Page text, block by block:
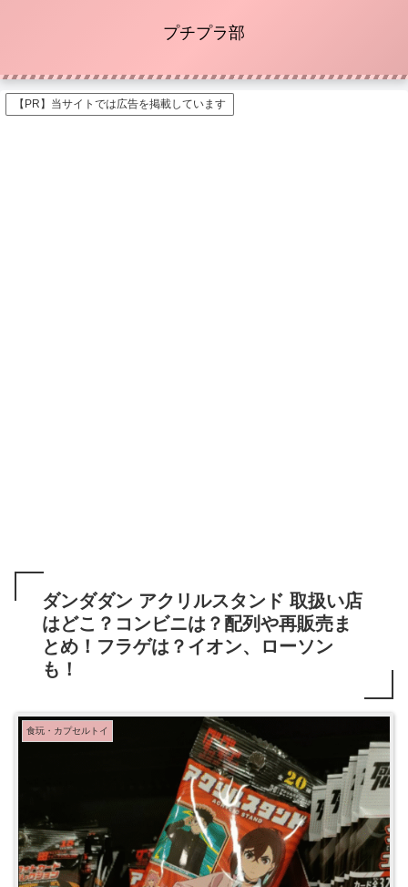
プチプラ部
【PR】当サイトでは広告を掲載しています
ダンダダン アクリルスタンド 取扱い店
はどこ？コンビニは？配列や再販売ま
とめ！フラゲは？イオン、ローソン
も！
食玩・カプセルトイ